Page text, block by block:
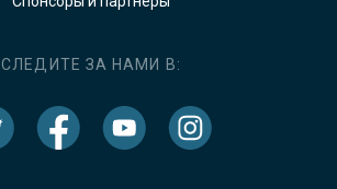
СЛЕДИТЕ ЗА НАМИ В: